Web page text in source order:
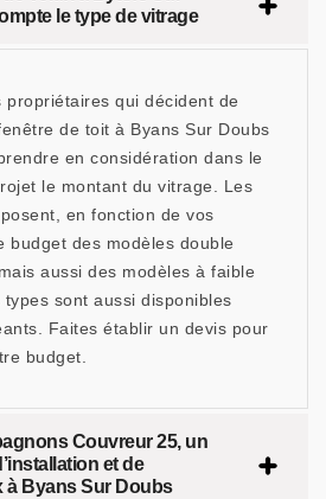
le type de vitrage
propriétaires qui décident de
de toit à Byans Sur Doubs
en considération dans le
le montant du vitrage. Les
en fonction de vos
budget des modèles double
aussi des modèles à faible
types sont aussi disponibles
Faites établir un devis pour
budget.
Couvreur 25, un
et de
à Byans Sur Doubs